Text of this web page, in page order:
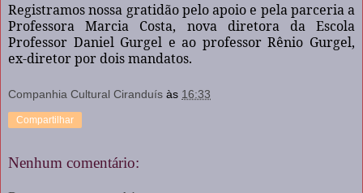
Registramos nossa gratidão pelo apoio e pela parceria a
Professora Marcia Costa, nova diretora da Escola
Professor Daniel Gurgel e ao professor Rênio Gurgel,
ex-diretor por dois mandatos.
Companhia Cultural Ciranduís às 16:33
Compartilhar
Nenhum comentário: